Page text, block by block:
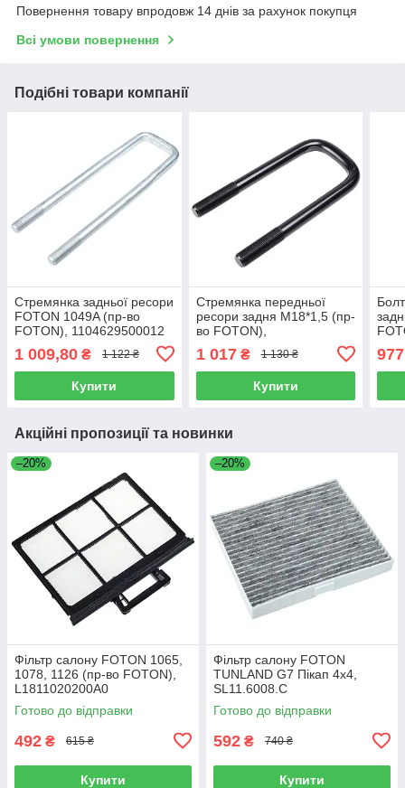
Повернення товару впродовж 14 днів за рахунок покупця
Всі умови повернення
Подібні товари компанії
Стремянка задньої ресори
FOTON 1049A (пр-во
FOTON), 1104629500012
1 009,80 ₴ 1 122 ₴
Купити
Стремянка передньої
ресори задня М18*1,5 (пр-
во FOTON),
1 017₴ 1 130 ₴
Купити
Акційні пропозиції та новинки
–20%
Фільтр салону FOTON 1065,
1078, 1126 (пр-во FOTON),
L1811020200A0
Готово до відправки
492 ₴ 615 ₴
Купити
–20%
Фільтр салону FOTON
TUNLAND G7 Пікап 4х4,
SL11.6008.C
Готово до відправки
592 ₴ 740 ₴
Купити